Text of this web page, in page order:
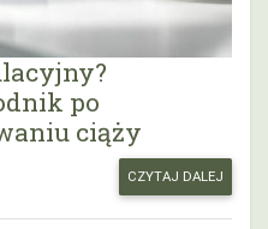
po
ciąży
CZYTAJ DALEJ